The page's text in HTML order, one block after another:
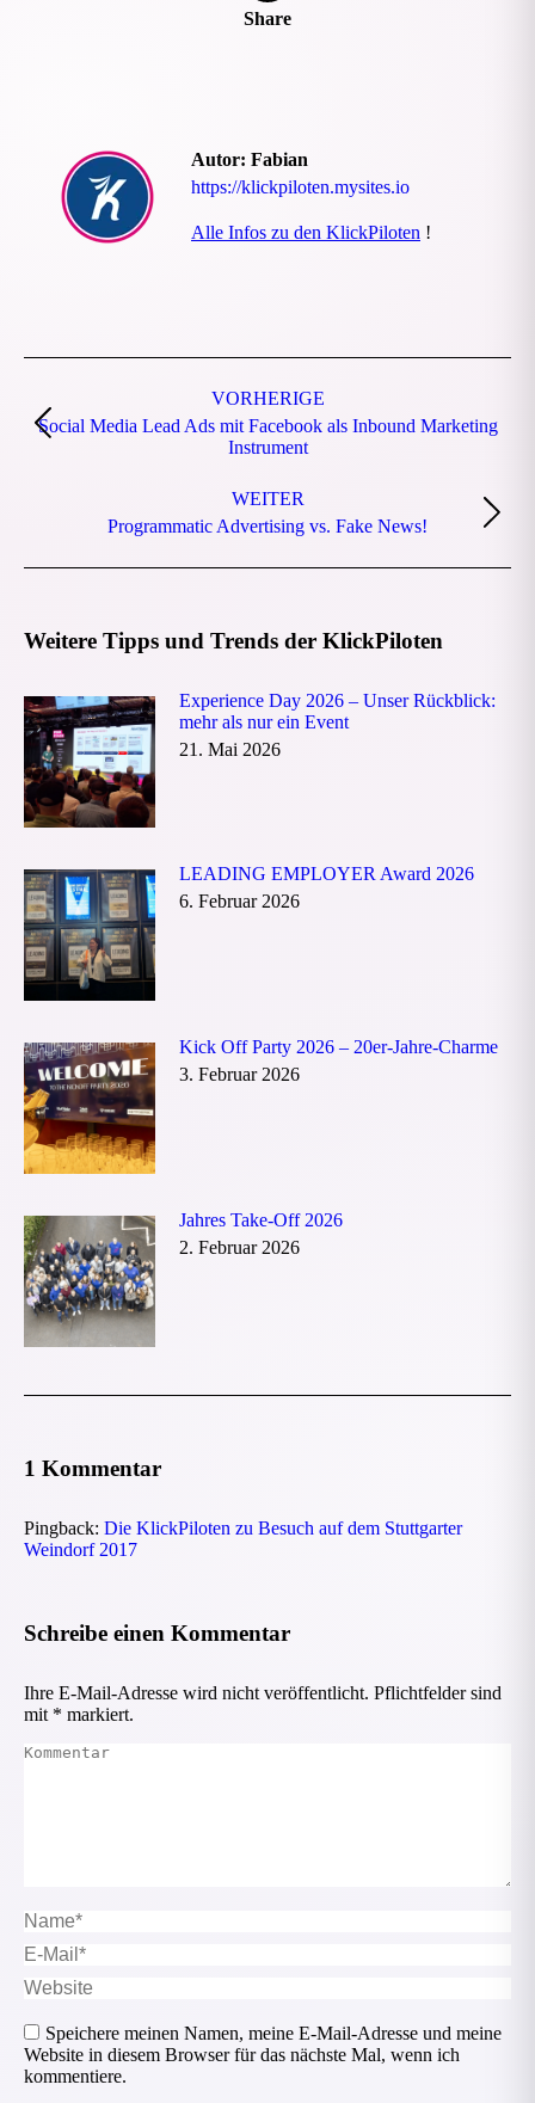
Share
Autor: Fabian
https://klickpiloten.mysites.io
Alle Infos zu den KlickPiloten !
VORHERIGE
Vorheriger
Beitrag:
Social Media Lead Ads mit Facebook als Inbound Marketing
Instrument
WEITER
Nächster
Programmatic Advertising vs. Fake News!
Weitere Tipps und Trends der KlickPiloten
Experience Day 2026 – Unser Rückblick:
mehr als nur ein Event
21. Mai 2026
LEADING EMPLOYER Award 2026
6. Februar 2026
Kick Off Party 2026 – 20er-Jahre-Charme
3. Februar 2026
Jahres Take-Off 2026
2. Februar 2026
1 Kommentar
Pingback: Die KlickPiloten zu Besuch auf dem Stuttgarter
Weindorf 2017
Schreibe einen Kommentar
Ihre E-Mail-Adresse wird nicht veröffentlicht. Pflichtfelder sind
mit * markiert.
Kommentar
Name *
E-Mail *
Website
Speichere meinen Namen, meine E-Mail-Adresse und meine
Website in diesem Browser für das nächste Mal, wenn ich
kommentiere.